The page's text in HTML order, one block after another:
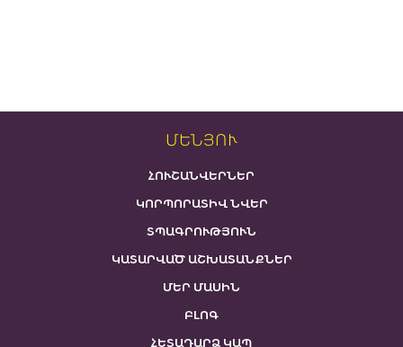
ՄԵՆՅՈՒ
ՀՈՒՇԱՆՎԵՐՆԵՐ
ԿՈՐՊՈՐԱՏԻՎ ՆՎԵՐ
ՏՊԱԳՐՈՒԹՅՈՒՆ
ԿԱՏԱՐՎԱԾ ԱՇԽԱՏԱՆՔՆԵՐ
ՄԵՐ ՄԱՍԻՆ
ԲԼՈԳ
ՀԵՏԱԴԱՐՁ ԿԱՊ